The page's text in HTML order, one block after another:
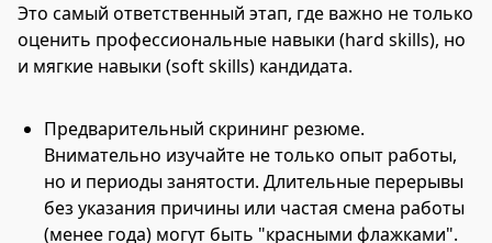
Это самый ответственный этап, где важно не только
оценить профессиональные навыки (hard skills), но
и мягкие навыки (soft skills) кандидата.
Предварительный скрининг резюме.
Внимательно изучайте не только опыт работы,
но и периоды занятости. Длительные перерывы
без указания причины или частая смена работы
(менее года) могут быть "красными флажками".